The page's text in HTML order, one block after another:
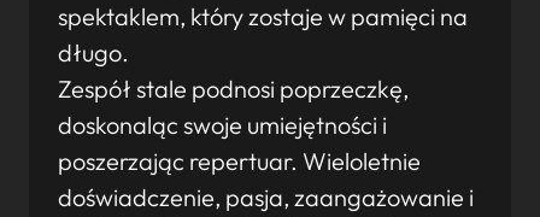
spektaklem, który zostaje w pamięci na
długo.
Zespół stale podnosi poprzeczkę,
doskonaląc swoje umiejętności i
poszerzając repertuar. Wieloletnie
doświadczenie, pasja, zaangażowanie i